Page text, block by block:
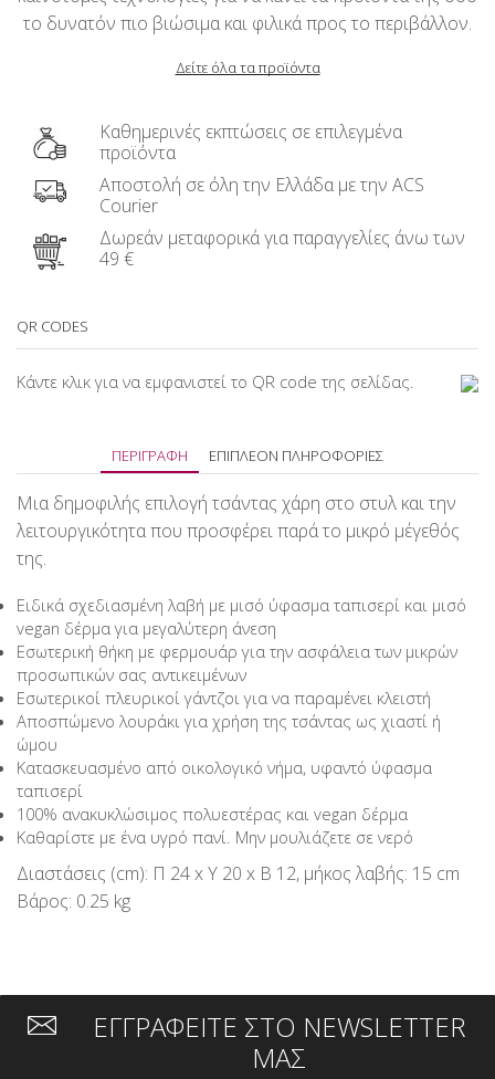
το δυνατόν πιο βιώσιμα και φιλικά προς το περιβάλλον.
Δείτε όλα τα προϊόντα
Καθημερινές εκπτώσεις σε επιλεγμένα
προϊόντα
Αποστολή σε όλη την Ελλάδα με την ACS
Courier
Δωρεάν μεταφορικά για παραγγελίες άνω των
49 €
QR CODES
Κάντε κλικ για να εμφανιστεί το QR code της σελίδας.
ΠΕΡΙΓΡΑΦΉ ΕΠΙΠΛΈΟΝ ΠΛΗΡΟΦΟΡΊΕΣ
Μια δημοφιλής επιλογή τσάντας χάρη στο στυλ και την
λειτουργικότητα που προσφέρει παρά το μικρό μέγεθός
της.
Ειδικά σχεδιασμένη λαβή με μισό ύφασμα ταπισερί και μισό
vegan δέρμα για μεγαλύτερη άνεση
Εσωτερική θήκη με φερμουάρ για την ασφάλεια των μικρών
προσωπικών σας αντικειμένων
Εσωτερικοί πλευρικοί γάντζοι για να παραμένει κλειστή
Αποσπώμενο λουράκι για χρήση της τσάντας ως χιαστί ή
ώμου
Κατασκευασμένο από οικολογικό νήμα, υφαντό ύφασμα
ταπισερί
100% ανακυκλώσιμος πολυεστέρας και vegan δέρμα
Καθαρίστε με ένα υγρό πανί. Μην μουλιάζετε σε νερό
Διαστάσεις (cm): Π 24 x Υ 20 x Β 12, μήκος λαβής: 15 cm
Βάρος: 0.25 kg
ΕΓΓΡΑΦΕΙΤΕ ΣΤΟ NEWSLETTER
ΜΑΣ